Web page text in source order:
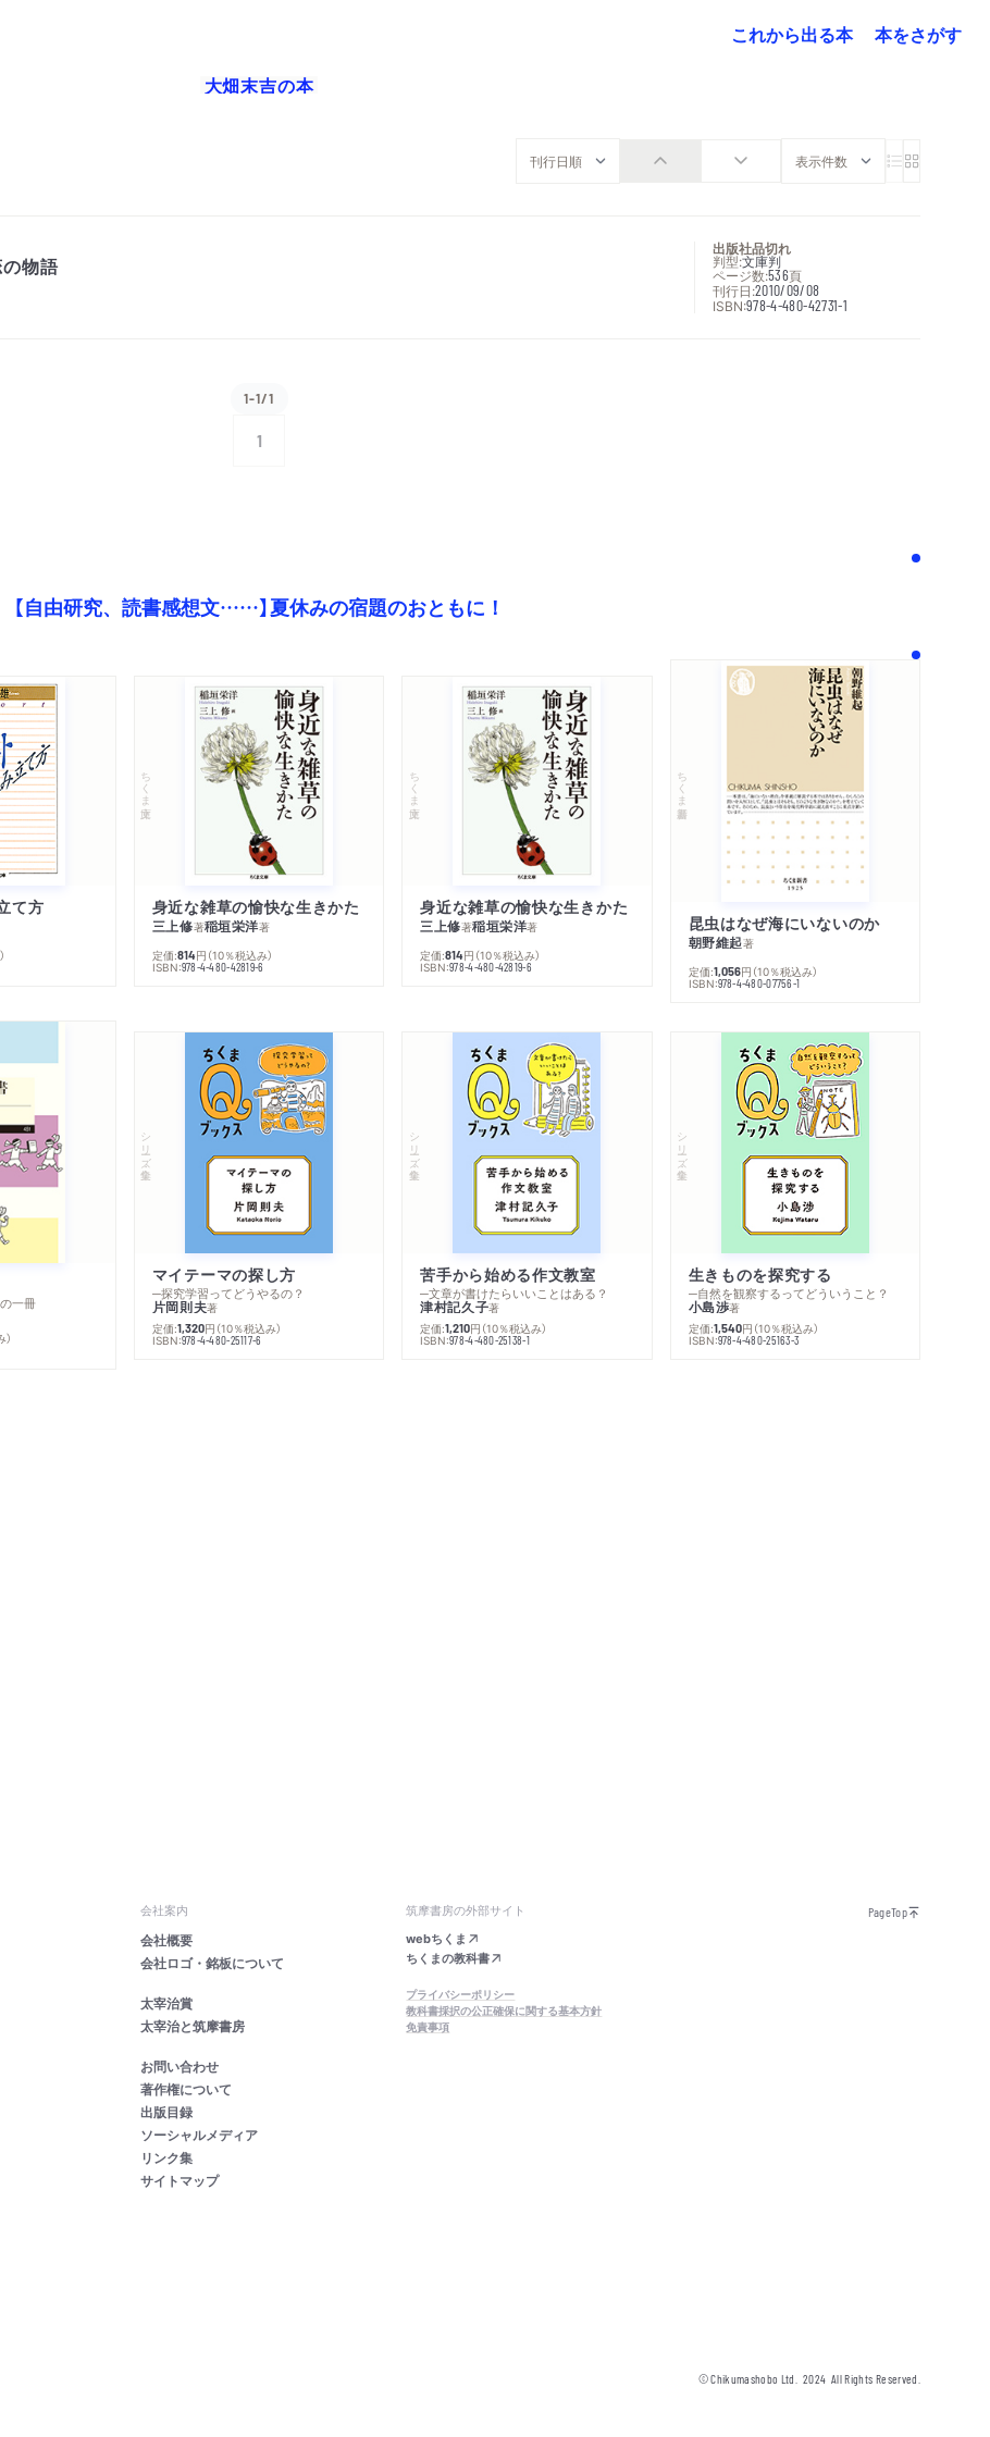
これから出る本
本をさがす
大畑末吉の本
物語
出版社品切れ
判型:文庫判
ページ数:536頁
刊行日:2010/09/08
ISBN:978-4-480-42731-1
1-1/1
1
【自由研究、読書感想文……】夏休みの宿題のおともに！
て方
ちくま文庫
身近な雑草の愉快な生きかた
三上修著稲垣栄洋著
定価:814円 （10％税込み）
ISBN:978-4-480-42819-6
ちくま文庫
身近な雑草の愉快な生きかた
三上修著稲垣栄洋著
定価:814円 （10％税込み）
ISBN:978-4-480-42819-6
ちくま新書
昆虫はなぜ海にいないのか
朝野維起著
定価:1,056円 （10％税込み）
ISBN:978-4-480-07756-1
一冊
シリーズ・全集
マイテーマの探し方
─探究学習ってどうやるの？
片岡則夫著
定価:1,320円 （10％税込み）
ISBN:978-4-480-25117-6
シリーズ・全集
苦手から始める作文教室
─文章が書けたらいいことはある？
津村記久子著
定価:1,210円 （10％税込み）
ISBN:978-4-480-25138-1
シリーズ・全集
生きものを探究する
─自然を観察するってどういうこと？
小島渉著
定価:1,540円 （10％税込み）
ISBN:978-4-480-25163-3
会社案内
会社概要
会社ロゴ・銘板について
太宰治賞
太宰治と筑摩書房
お問い合わせ
著作権について
出版目録
ソーシャルメディア
リンク集
サイトマップ
筑摩書房の外部サイト
webちくま
ちくまの教科書
プライバシーポリシー
教科書採択の公正確保に関する基本方針
免責事項
PageTop
© Chikumashobo Ltd. 2024 All Rights Reserved.